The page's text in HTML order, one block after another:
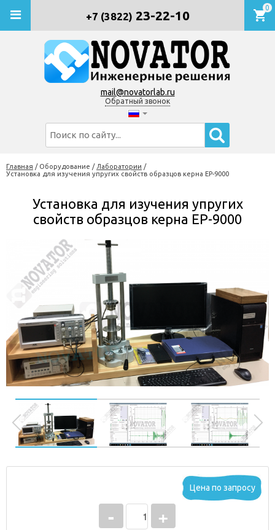
+7 (3822) 23-22-10
mail@novatorlab.ru
Обратный звонок
0
Главная / Оборудование / Лаборатории /
Установка для изучения упругих свойств образцов керна EP-9000
Установка для изучения упругих
свойств образцов керна EP-9000
3
1
+
-
Цена по запросу